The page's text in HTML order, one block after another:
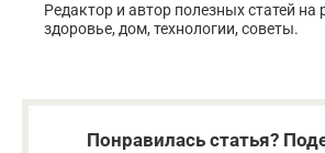
Редактор и автор полезных статей на
здоровье, дом, технологии, советы.
Понравилась статья?